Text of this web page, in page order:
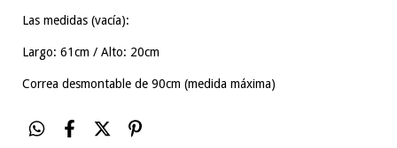
Las medidas (vacía):
Largo: 61cm / Alto: 20cm
Correa desmontable de 90cm (medida máxima)